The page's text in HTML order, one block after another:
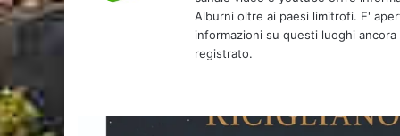
Alburni oltre ai paesi limitrofi. E'
informazioni su questi luoghi
registrato.